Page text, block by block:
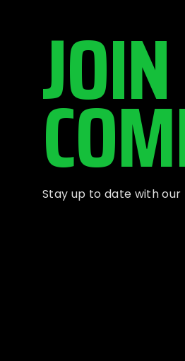
Stay up to date with our